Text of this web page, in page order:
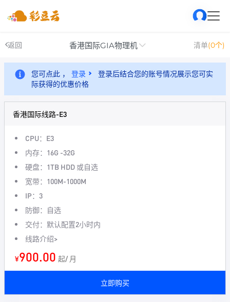
返回 香港国际GIA物理机 清单(0个)
您可点此 ， 登录
登录后结合您的账号情况展示您可实
际获得的优惠价格
香港国际线路-E3
CPU：E3
内存：16G -32G
硬盘：1TB HDD 或自选
宽带：100M-1000M
IP：3
防御：自选
交付：默认配置2小时内
线路介绍>
¥900.00 起/ 月
立即购买